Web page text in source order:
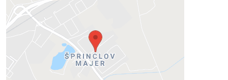
Externý obsah je blokovaný
Prajete si načítať externý obsah?
Povoliť tentokrát